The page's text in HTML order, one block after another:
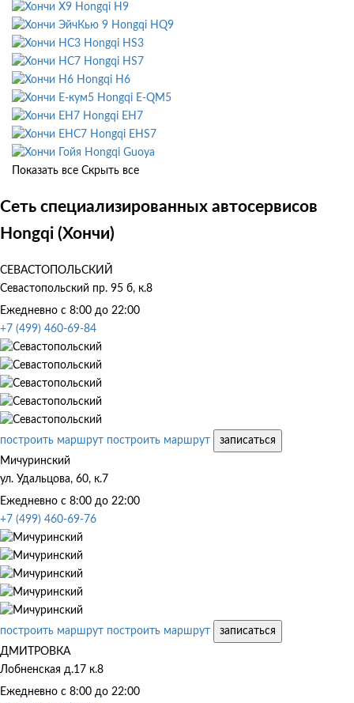
Hongqi H9
Hongqi HQ9
Hongqi HS3
Hongqi HS7
Hongqi H6
Hongqi E-QM5
Hongqi EH7
Hongqi EHS7
Hongqi Guoya
Показать все Скрыть все
Сеть специализированных автосервисов
Hongqi (Хончи)
СЕВАСТОПОЛЬСКИЙ
Севастопольский пр. 95 б, к.8
Ежедневно с 8:00 до 22:00
+7 (499) 460-69-84
построить маршрут построить маршрут
записаться
Мичуринский
ул. Удальцова, 60, к.7
Ежедневно с 8:00 до 22:00
+7 (499) 460-69-76
построить маршрут построить маршрут
записаться
ДМИТРОВКА
Лобненская д.17 к.8
Ежедневно с 8:00 до 22:00